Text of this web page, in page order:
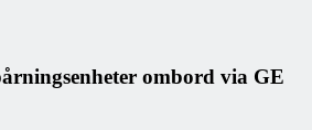
ombord via GE